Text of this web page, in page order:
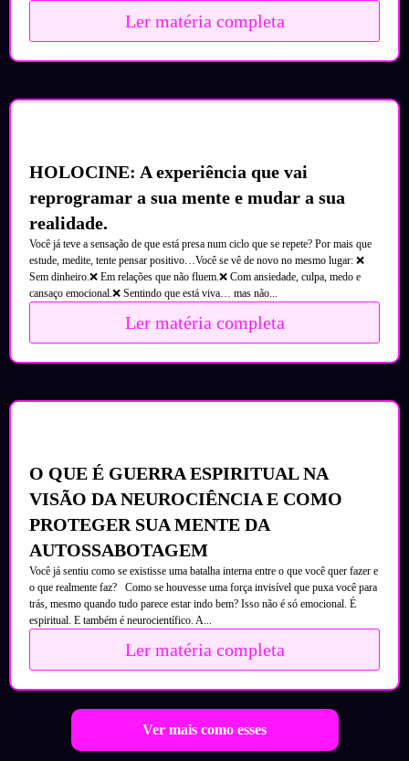
Ler matéria completa
HOLOCINE: A experiência que vai
reprogramar a sua mente e mudar a sua
realidade.
Você já teve a sensação de que está presa num ciclo que se repete? Por mais que
estude, medite, tente pensar positivo…Você se vê de novo no mesmo lugar: ❌
Sem dinheiro.❌ Em relações que não fluem.❌ Com ansiedade, culpa, medo e
cansaço emocional.❌ Sentindo que está viva… mas não...
Ler matéria completa
O QUE É GUERRA ESPIRITUAL NA
VISÃO DA NEUROCIÊNCIA E COMO
PROTEGER SUA MENTE DA
AUTOSSABOTAGEM
Você já sentiu como se existisse uma batalha interna entre o que você quer fazer e
o que realmente faz? Como se houvesse uma força invisível que puxa você para
trás, mesmo quando tudo parece estar indo bem? Isso não é só emocional. É
espiritual. E também é neurocientífico. A...
Ler matéria completa
Ver mais como esses